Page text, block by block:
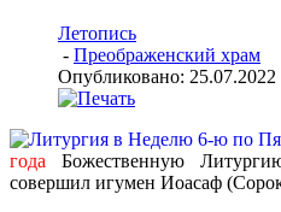
Летопись
- Преображенский храм
Опубликовано: 25.07.2022
года Божественную
совершил игумен Иоасаф